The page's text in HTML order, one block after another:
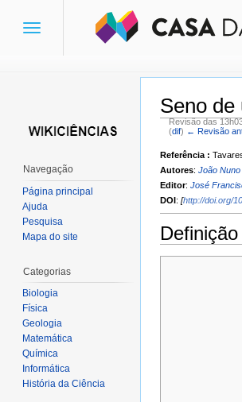
Seno de
Revisão das
(dif) ← Revisão
Referência :
Autores: João
Editor: José
DOI: [http://doi.org/
Definição
Toggle
Navegação
Página principal
Ajuda
Pesquisa
Mapa do site
Categorias
Biologia
Física
Geologia
Matemática
Química
Informática
História da Ciência